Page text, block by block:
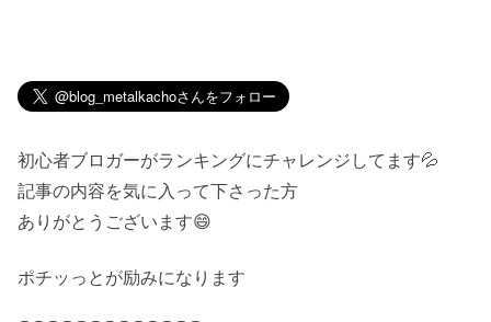
初心者ブロガーがランキングにチャレンジしてます💦
記事の内容を気に入って下さった方
ありがとうございます😄
ポチッっとが励みになります